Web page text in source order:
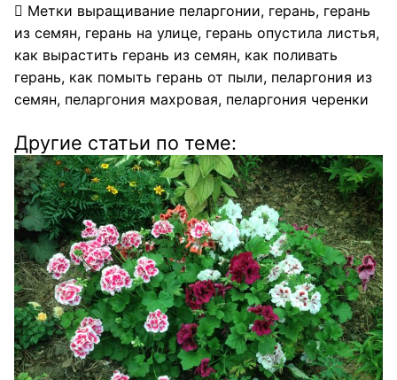
Метки выращивание пеларгонии, герань, герань
из семян, герань на улице, герань опустила листья,
как вырастить герань из семян, как поливать
герань, как помыть герань от пыли, пеларгония из
семян, пеларгония махровая, пеларгония черенки
Другие статьи по теме: